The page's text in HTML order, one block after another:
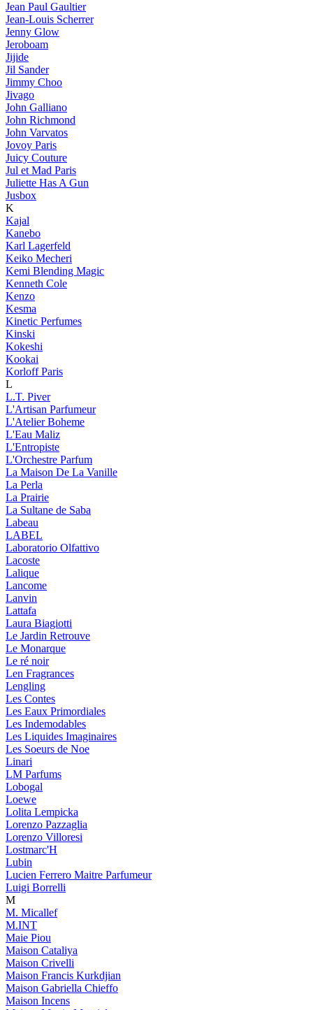
Jean Paul Gaultier
Jean-Louis Scherrer
Jenny Glow
Jeroboam
Jijide
Jil Sander
Jimmy Choo
Jivago
John Galliano
John Richmond
John Varvatos
Jovoy Paris
Juicy Couture
Jul et Mad Paris
Juliette Has A Gun
Jusbox
K
Kajal
Kanebo
Karl Lagerfeld
Keiko Mecheri
Kemi Blending Magic
Kenneth Cole
Kenzo
Kesma
Kinetic Perfumes
Kinski
Kokeshi
Kookai
Korloff Paris
L
L.T. Piver
L'Artisan Parfumeur
L'Atelier Boheme
L'Eau Maliz
L'Entropiste
L'Orchestre Parfum
La Maison De La Vanille
La Perla
La Prairie
La Sultane de Saba
Labeau
LABEL
Laboratorio Olfattivo
Lacoste
Lalique
Lancome
Lanvin
Lattafa
Laura Biagiotti
Le Jardin Retrouve
Le Monarque
Le ré noir
Len Fragrances
Lengling
Les Contes
Les Eaux Primordiales
Les Indemodables
Les Liquides Imaginaires
Les Soeurs de Noe
Linari
LM Parfums
Lobogal
Loewe
Lolita Lempicka
Lorenzo Pazzaglia
Lorenzo Villoresi
Lostmarc'H
Lubin
Lucien Ferrero Maitre Parfumeur
Luigi Borrelli
M
M. Micallef
M.INT
Maie Piou
Maison Cataliya
Maison Crivelli
Maison Francis Kurkdjian
Maison Gabriella Chieffo
Maison Incens